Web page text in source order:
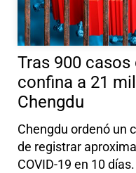
Tras 900 casos
confina a 21
Chengdu
Chengdu ordenó un
de registrar
COVID-19 en 10 días.